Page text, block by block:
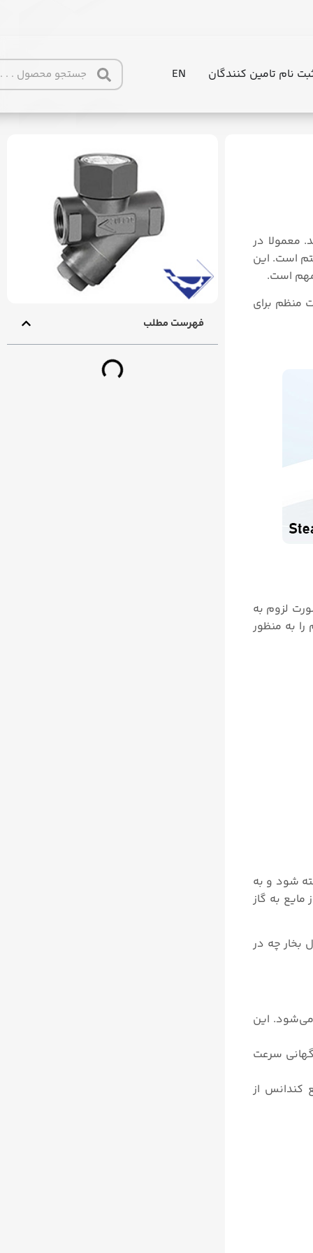
athttps://tajhiz-sanat.com/
نام تامین کنندگان EN
معمولا در
است. این
مهم است.
منظم برای
لزوم به
به منظور
شود و به
به گاز
بخار چه در
می‌شود. این
سرعت
کندانس از
فهرست مطلب